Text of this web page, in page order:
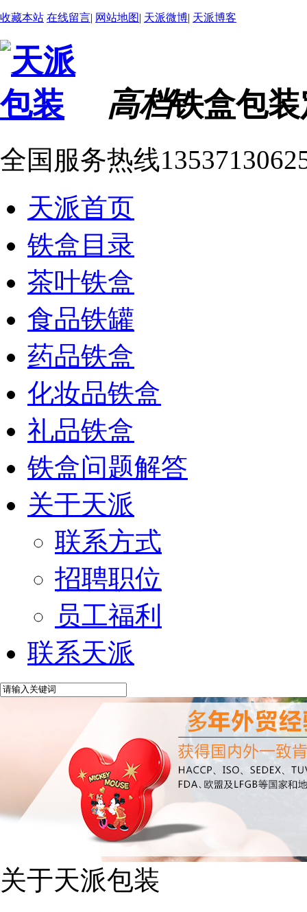
收藏本站 在线留言| 网站地图| 天派微博| 天派博客
高档铁盒包
全国服务热线
天派首页
铁盒目录
茶叶铁盒
食品铁罐
药品铁盒
化妆品铁盒
礼品铁盒
铁盒问题解答
关于天派
联系方式
招聘职位
员工福利
联系天派
关于天派包装